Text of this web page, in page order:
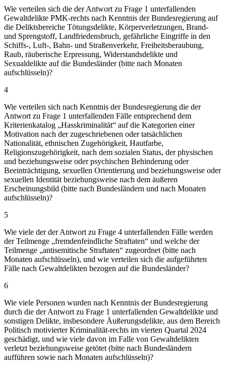
Wie verteilen sich die der Antwort zu Frage 1 unterfallenden
Gewaltdelikte PMK-rechts nach Kenntnis der Bundesregierung auf
die Deliktsbereiche Tötungsdelikte, Körperverletzungen, Brand-
und Sprengstoff, Landfriedensbruch, gefährliche Eingriffe in den
Schiffs-, Luft-, Bahn- und Straßenverkehr, Freiheitsberaubung,
Raub, räuberische Erpressung, Widerstandsdelikte und
Sexualdelikte auf die Bundesländer (bitte nach Monaten
aufschlüsseln)?
4
Wie verteilen sich nach Kenntnis der Bundesregierung die der
Antwort zu Frage 1 unterfallenden Fälle entsprechend dem
Kriterienkatalog „Hasskriminalität“ auf die Kategorien einer
Motivation nach der zugeschriebenen oder tatsächlichen
Nationalität, ethnischen Zugehörigkeit, Hautfarbe,
Religionszugehörigkeit, nach dem sozialen Status, der physischen
und beziehungsweise oder psychischen Behinderung oder
Beeinträchtigung, sexuellen Orientierung und beziehungsweise oder
sexuellen Identität beziehungsweise nach dem äußeren
Erscheinungsbild (bitte nach Bundesländern und nach Monaten
aufschlüsseln)?
5
Wie viele der der Antwort zu Frage 4 unterfallenden Fälle werden
der Teilmenge „fremdenfeindliche Straftaten“ und welche der
Teilmenge „antisemitische Straftaten“ zugeordnet (bitte nach
Monaten aufschlüsseln), und wie verteilen sich die aufgeführten
Fälle nach Gewaltdelikten bezogen auf die Bundesländer?
6
Wie viele Personen wurden nach Kenntnis der Bundesregierung
durch die der Antwort zu Frage 1 unterfallenden Gewaltdelikte und
sonstigen Delikte, insbesondere Äußerungsdelikte, aus dem Bereich
Politisch motivierter Kriminalität-rechts im vierten Quartal 2024
geschädigt, und wie viele davon im Falle von Gewaltdelikten
verletzt beziehungsweise getötet (bitte nach Bundesländern
aufführen sowie nach Monaten aufschlüsseln)?